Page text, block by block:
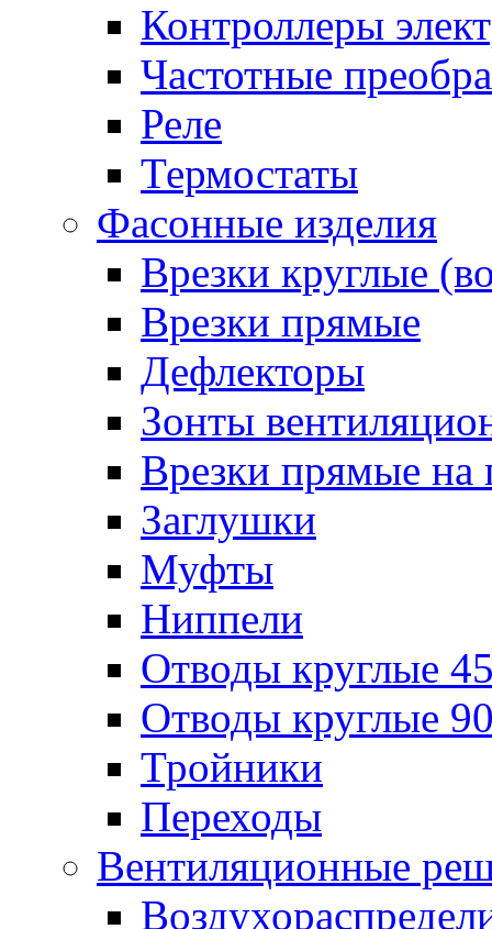
Контроллеры
Частотные
Реле
Термостаты
Фасонные изделия
Врезки круглые
Врезки прямые
Дефлекторы
Зонты
Врезки прямые на
Заглушки
Муфты
Ниппели
Отводы круглые
Отводы круглые
Тройники
Переходы
Вентиляционные